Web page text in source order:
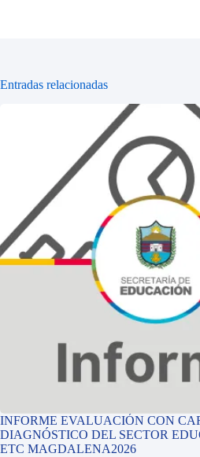
Entradas relacionadas
INFORME EVALUACIÓN CON
DIAGNÓSTICO DEL SECTOR
ETC MAGDALENA2026